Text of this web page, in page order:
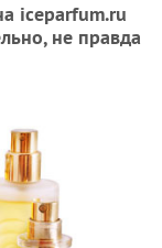
iceparfum.ru
не правда